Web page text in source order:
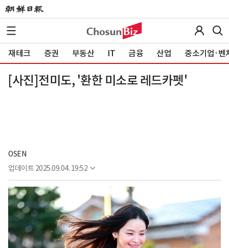
재테크 증권 부동산 IT 금융 산업 중소기업·벤
[사진]전미도, '환한 미소로 레드카펫'
OSEN
업데이트 2025.09.04. 19:52